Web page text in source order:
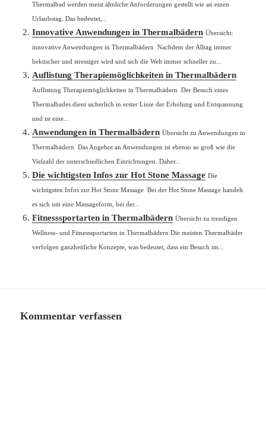
Thermalbad werden meist ähnliche Anforderungen gestellt wie an einen
Urlaubstag. Das bedeutet,...
Innovative Anwendungen in Thermalbädern Übersicht:
innovative Anwendungen in Thermalbädern Nachdem der Alltag immer
hektischer und stressiger wird und sich die Welt immer schneller zu...
Auflistung Therapiemöglichkeiten in Thermalbädern
Auflistung Therapiemöglichkeiten in Thermalbädern Der Besuch eines
Thermalbades dient sicherlich in erster Linie der Erholung und Entspannung
und ist eine...
Anwendungen in Thermalbädern Übersicht zu Anwendungen in
Thermalbädern Das Angebot an Anwendungen ist ebenso so groß wie die
Vielzahl der unterschiedlichen Einrichtungen. Daher...
Die wichtigsten Infos zur Hot Stone Massage Die
wichtigsten Infos zur Hot Stone Massage Bei der Hot Stone Massage handelt
es sich um eine Massageform, bei der...
Fitnesssportarten in Thermalbädern Übersicht zu trendigen
Wellness- und Fitnesssportarten in Thermalbädern Die meisten Thermalbäder
verfolgen ganzheitliche Konzepte, was bedeutet, dass ein Besuch im...
Kommentar verfassen